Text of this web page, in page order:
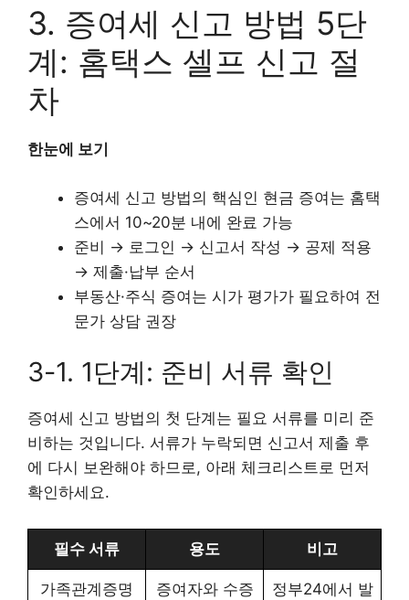
3. 증여세 신고 방법 5단
계: 홈택스 셀프 신고 절
차
한눈에 보기
증여세 신고 방법의 핵심인 현금 증여는 홈택
스에서 10~20분 내에 완료 가능
준비 → 로그인 → 신고서 작성 → 공제 적용
→ 제출·납부 순서
부동산·주식 증여는 시가 평가가 필요하여 전
문가 상담 권장
3-1. 1단계: 준비 서류 확인
증여세 신고 방법의 첫 단계는 필요 서류를 미리 준
비하는 것입니다. 서류가 누락되면 신고서 제출 후
에 다시 보완해야 하므로, 아래 체크리스트로 먼저
확인하세요.
필수 서류 용도 비고
가족관계증명
증여자와 수증
정부24에서 발